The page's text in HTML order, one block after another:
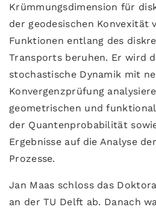
Krümmungsdimension für
der geodesischen Konvexität
Funktionen entlang des
Transports beruhen. Er wird
stochastische Dynamik mit
Konvergenzprüfung
geometrischen und
der Quantenprobabilität
Ergebnisse auf die Analyse
Prozesse.
Jan Maas schloss das
an der TU Delft ab. Danach